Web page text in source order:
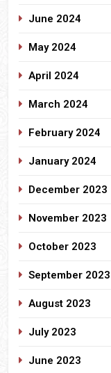
June 2024
May 2024
April 2024
March 2024
February 2024
January 2024
December 2023
November 2023
October 2023
September 2023
August 2023
July 2023
June 2023